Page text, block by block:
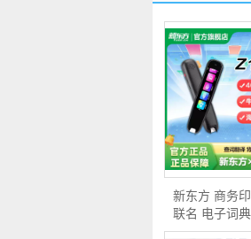
新东方 商务
联名 电子词
笔…